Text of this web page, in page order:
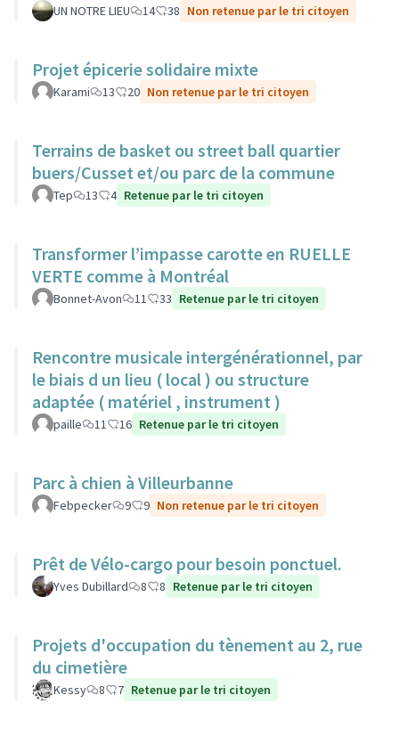
UN NOTRE LIEU 14 38 Non retenue par le tri citoyen
Projet épicerie solidaire mixte
Karami 13 20 Non retenue par le tri citoyen
Terrains de basket ou street ball quartier
buers/Cusset et/ou parc de la commune
Tep 13 4 Retenue par le tri citoyen
Transformer l’impasse carotte en RUELLE
VERTE comme à Montréal
Bonnet-Avon 11 33 Retenue par le tri citoyen
Rencontre musicale intergénérationnel, par
le biais d un lieu ( local ) ou structure
adaptée ( matériel , instrument )
paille 11 16 Retenue par le tri citoyen
Parc à chien à Villeurbanne
Febpecker 9 9 Non retenue par le tri citoyen
Prêt de Vélo-cargo pour besoin ponctuel.
Yves Dubillard 8 8 Retenue par le tri citoyen
Projets d'occupation du tènement au 2, rue
du cimetière
Kessy 8 7 Retenue par le tri citoyen